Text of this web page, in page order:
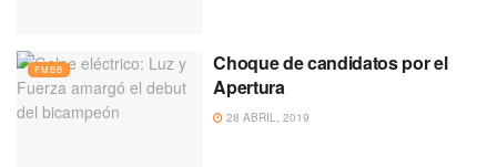
FMBB
Choque de candidatos por el
Apertura
28 ABRIL, 2019